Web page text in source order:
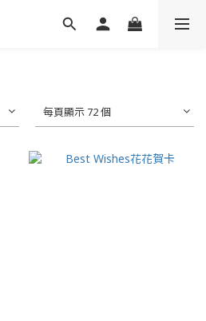
每頁顯示 72 個